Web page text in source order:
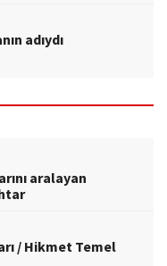
adıydı
aralayan
/ Hikmet Temel